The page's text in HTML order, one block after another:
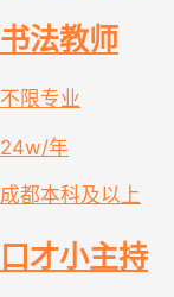
书法教师
不限专业
24w/年
成都本科及以上
口才小主持